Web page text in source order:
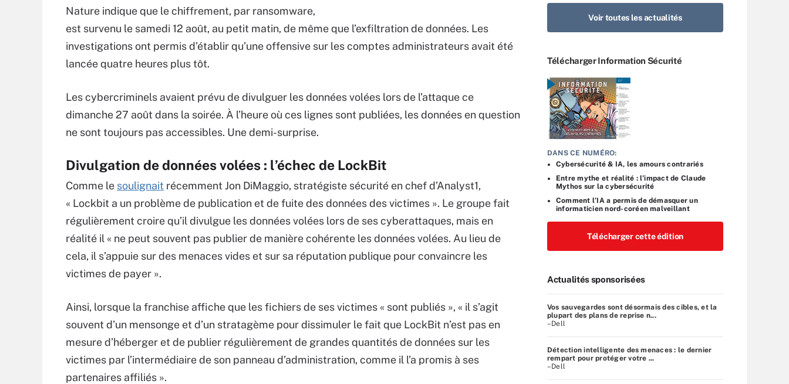
Nature indique que le chiffrement, par ransomware,
est survenu le samedi 12 août, au petit matin, de même que l’exfiltration de données. Les
investigations ont permis d’établir qu’une offensive sur les comptes administrateurs avait été
lancée quatre heures plus tôt.
Les cybercriminels avaient prévu de divulguer les données volées lors de l’attaque ce
dimanche 27 août dans la soirée. À l’heure où ces lignes sont publiées, les données en question
ne sont toujours pas accessibles. Une demi-surprise.
Divulgation de données volées : l’échec de LockBit
Comme le soulignait récemment Jon DiMaggio, stratégiste sécurité en chef d’Analyst1,
« Lockbit a un problème de publication et de fuite des données des victimes ». Le groupe fait
régulièrement croire qu’il divulgue les données volées lors de ses cyberattaques, mais en
réalité il « ne peut souvent pas publier de manière cohérente les données volées. Au lieu de
cela, il s’appuie sur des menaces vides et sur sa réputation publique pour convaincre les
victimes de payer ».
Ainsi, lorsque la franchise affiche que les fichiers de ses victimes « sont publiés », « il s’agit
souvent d’un mensonge et d’un stratagème pour dissimuler le fait que LockBit n’est pas en
mesure d’héberger et de publier régulièrement de grandes quantités de données sur les
victimes par l’intermédiaire de son panneau d’administration, comme il l’a promis à ses
partenaires affiliés ».
Voir toutes les actualités
Télécharger Information Sécurité
DANS CE NUMÉRO:
Cybersécurité & IA, les amours contrariés
Entre mythe et réalité : l’impact de Claude
Mythos sur la cybersécurité
Comment l’IA a permis de démasquer un
informaticien nord-coréen malveillant
Télécharger cette édition
Actualités sponsorisées
Vos sauvegardes sont désormais des cibles, et la
plupart des plans de reprise n...
–Dell
Détection intelligente des menaces : le dernier
rempart pour protéger votre ...
–Dell